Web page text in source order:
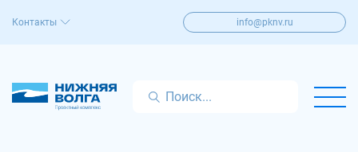
Контакты info@pknv.ru